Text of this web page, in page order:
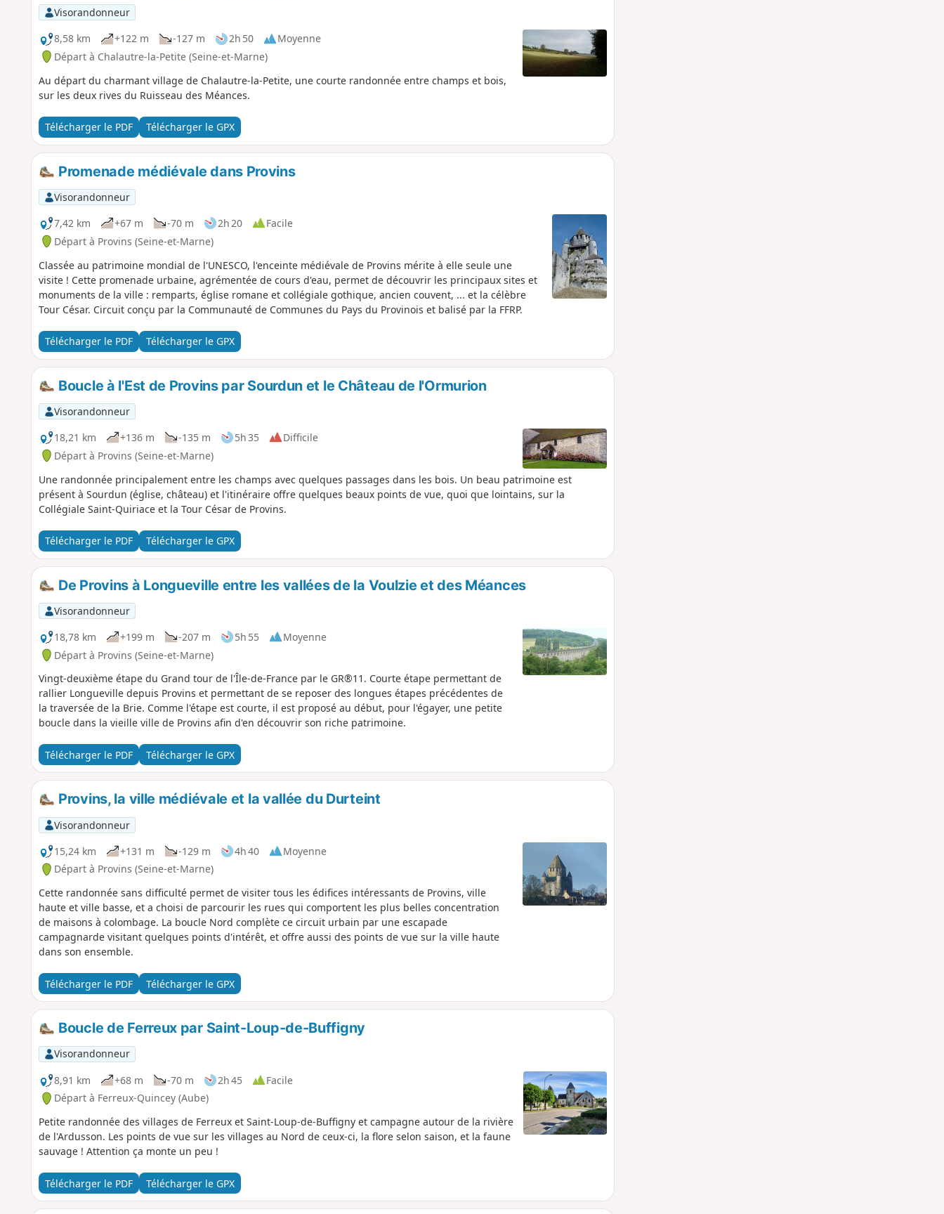
Visorandonneur
8,58 km
+122 m -127 m 2h 50
Moyenne
Départ à Chalautre-la-Petite (Seine-et-Marne)
Au départ du charmant village de Chalautre-la-Petite, une courte randonnée entre champs et bois,
sur les deux rives du Ruisseau des Méances.
Télécharger le PDF Télécharger le GPX
Promenade médiévale dans Provins
Visorandonneur
7,42 km
+67 m -70 m 2h 20
Facile
Départ à Provins (Seine-et-Marne)
Classée au patrimoine mondial de l'UNESCO, l'enceinte médiévale de Provins mérite à elle seule une
visite ! Cette promenade urbaine, agrémentée de cours d'eau, permet de découvrir les principaux sites et
monuments de la ville : remparts, église romane et collégiale gothique, ancien couvent, ... et la célèbre
Tour César. Circuit conçu par la Communauté de Communes du Pays du Provinois et balisé par la FFRP.
Télécharger le PDF Télécharger le GPX
Boucle à l'Est de Provins par Sourdun et le Château de l'Ormurion
Visorandonneur
18,21 km
+136 m -135 m 5h 35
Difficile
Départ à Provins (Seine-et-Marne)
Une randonnée principalement entre les champs avec quelques passages dans les bois. Un beau patrimoine est
présent à Sourdun (église, château) et l'itinéraire offre quelques beaux points de vue, quoi que lointains, sur la
Collégiale Saint-Quiriace et la Tour César de Provins.
Télécharger le PDF Télécharger le GPX
De Provins à Longueville entre les vallées de la Voulzie et des Méances
Visorandonneur
18,78 km
+199 m -207 m 5h 55
Moyenne
Départ à Provins (Seine-et-Marne)
Vingt-deuxième étape du Grand tour de l'Île-de-France par le GR®11. Courte étape permettant de
rallier Longueville depuis Provins et permettant de se reposer des longues étapes précédentes de
la traversée de la Brie. Comme l'étape est courte, il est proposé au début, pour l'égayer, une petite
boucle dans la vieille ville de Provins afin d'en découvrir son riche patrimoine.
Télécharger le PDF Télécharger le GPX
Provins, la ville médiévale et la vallée du Durteint
Visorandonneur
15,24 km
+131 m -129 m 4h 40
Moyenne
Départ à Provins (Seine-et-Marne)
Cette randonnée sans difficulté permet de visiter tous les édifices intéressants de Provins, ville
haute et ville basse, et a choisi de parcourir les rues qui comportent les plus belles concentration
de maisons à colombage. La boucle Nord complète ce circuit urbain par une escapade
campagnarde visitant quelques points d'intérêt, et offre aussi des points de vue sur la ville haute
dans son ensemble.
Télécharger le PDF Télécharger le GPX
Boucle de Ferreux par Saint-Loup-de-Buffigny
Visorandonneur
8,91 km
+68 m -70 m 2h 45
Facile
Départ à Ferreux-Quincey (Aube)
Petite randonnée des villages de Ferreux et Saint-Loup-de-Buffigny et campagne autour de la rivière
de l'Ardusson. Les points de vue sur les villages au Nord de ceux-ci, la flore selon saison, et la faune
sauvage ! Attention ça monte un peu !
Télécharger le PDF Télécharger le GPX